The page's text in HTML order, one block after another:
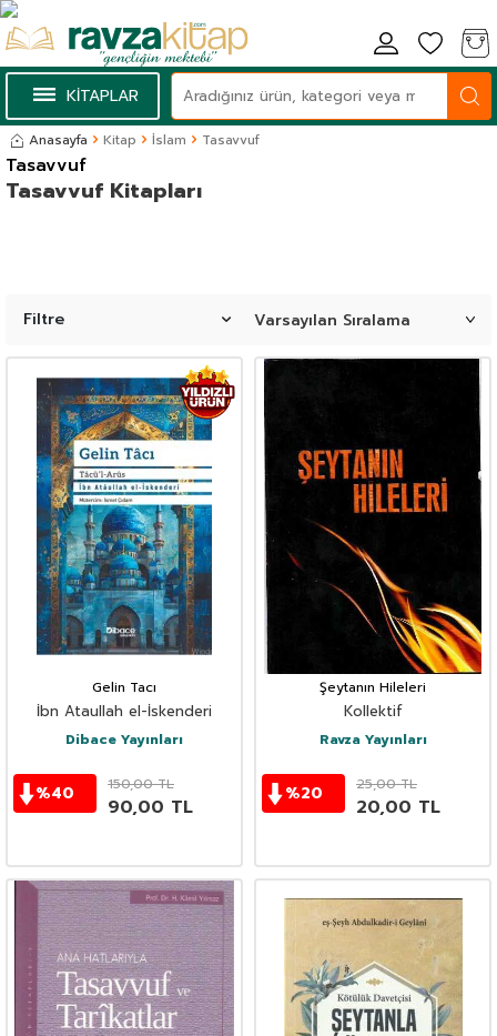
KİTAPLAR
Anasayfa Kitap İslam Tasavvuf
Tasavvuf
Tasavvuf Kitapları
Filtre
Gelin Tacı
İbn Ataullah el-İskenderi
Dibace Yayınları
%40 150,00TL
90,00 TL
Şeytanın Hileleri
Kollektif
Ravza Yayınları
%20 25,00TL
20,00 TL